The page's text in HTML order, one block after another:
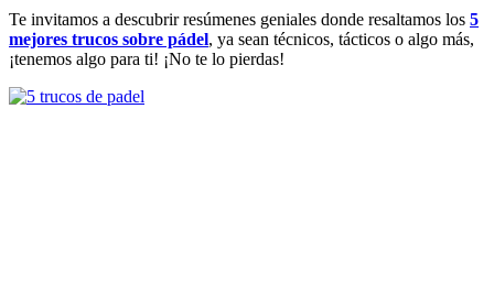
Te invitamos a descubrir resúmenes geniales donde resaltamos los 5
mejores trucos sobre pádel, ya sean técnicos, tácticos o algo más,
¡tenemos algo para ti! ¡No te lo pierdas!